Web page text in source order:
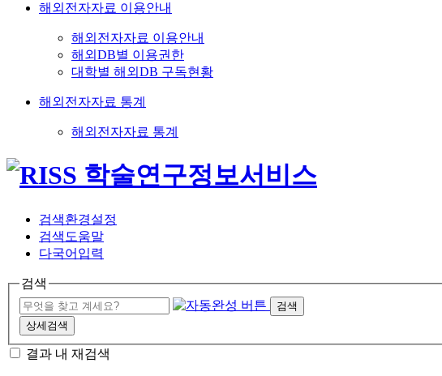
해외전자자료 이용안내
해외전자자료 이용안내
해외DB별 이용권한
대학별 해외DB 구독현황
해외전자자료 통계
해외전자자료 통계
검색환경설정
검색도움말
다국어입력
검색
검색
상세검색
결과 내 재검색